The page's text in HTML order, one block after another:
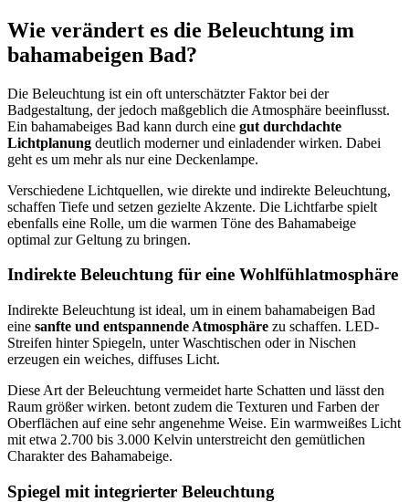
Wie verändert es die Beleuchtung im
bahamabeigen Bad?
Die Beleuchtung ist ein oft unterschätzter Faktor bei der
Badgestaltung, der jedoch maßgeblich die Atmosphäre beeinflusst.
Ein bahamabeiges Bad kann durch eine gut durchdachte
Lichtplanung deutlich moderner und einladender wirken. Dabei
geht es um mehr als nur eine Deckenlampe.
Verschiedene Lichtquellen, wie direkte und indirekte Beleuchtung,
schaffen Tiefe und setzen gezielte Akzente. Die Lichtfarbe spielt
ebenfalls eine Rolle, um die warmen Töne des Bahamabeige
optimal zur Geltung zu bringen.
Indirekte Beleuchtung für eine Wohlfühlatmosphäre
Indirekte Beleuchtung ist ideal, um in einem bahamabeigen Bad
eine sanfte und entspannende Atmosphäre zu schaffen. LED-
Streifen hinter Spiegeln, unter Waschtischen oder in Nischen
erzeugen ein weiches, diffuses Licht.
Diese Art der Beleuchtung vermeidet harte Schatten und lässt den
Raum größer wirken. betont zudem die Texturen und Farben der
Oberflächen auf eine sehr angenehme Weise. Ein warmweißes Licht
mit etwa 2.700 bis 3.000 Kelvin unterstreicht den gemütlichen
Charakter des Bahamabeige.
Spiegel mit integrierter Beleuchtung